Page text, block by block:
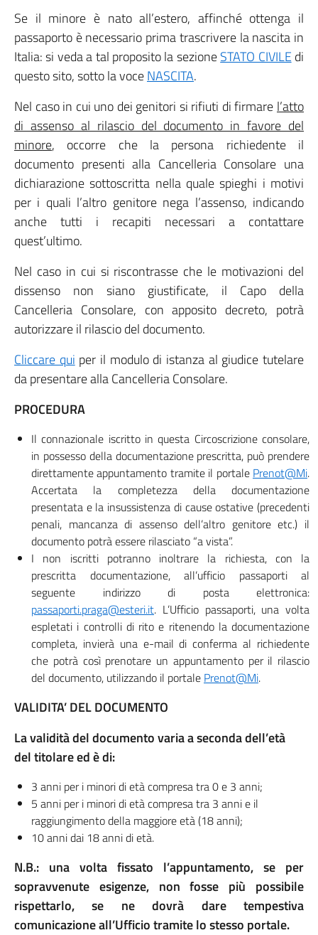
Se il minore è nato all’estero, affinché ottenga il
passaporto è necessario prima trascrivere la nascita in
Italia: si veda a tal proposito la sezioneSTATO CIVILE di
questo sito, sotto la voceNASCITA.
Nel caso in cui uno dei genitori si rifiuti di firmare l’atto
di assenso al rilascio del documento in favore del
minore, occorre che la persona richiedente il
documento presenti alla Cancelleria Consolare una
dichiarazione sottoscritta nella quale spieghi i motivi
per i quali l’altro genitore nega l’assenso, indicando
anche tutti i recapiti necessari a contattare
quest’ultimo.
Nel caso in cui si riscontrasse che le motivazioni del
dissenso non siano giustificate, il Capo della
Cancelleria Consolare, con apposito decreto, potrà
autorizzare il rilascio del documento.
Cliccare qui per il modulo di istanza al giudice tutelare
da presentare alla Cancelleria Consolare.
PROCEDURA
Il connazionale iscritto in questa Circoscrizione consolare,
in possesso della documentazione prescritta, può prendere
direttamente appuntamento tramite il portale Prenot@Mi.
Accertata la completezza della documentazione
presentata e la insussistenza di cause ostative (precedenti
penali, mancanza di assenso dell’altro genitore etc.) il
documento potrà essere rilasciato “a vista”.
I non iscritti potranno inoltrare la richiesta, con la
prescritta documentazione, all’ufficio passaporti al
seguente indirizzo di posta elettronica:
passaporti.praga@esteri.it. L’Ufficio passaporti, una volta
espletati i controlli di rito e ritenendo la documentazione
completa, invierà una e-mail di conferma al richiedente
che potrà così prenotare un appuntamento per il rilascio
del documento, utilizzando il portale Prenot@Mi.
VALIDITA’ DEL DOCUMENTO
La validità del documento varia a seconda dell’età
del titolare ed è di:
3 anni per i minori di età compresa tra 0 e 3 anni;
5 anni per i minori di età compresa tra 3 anni e il
raggiungimento della maggiore età (18 anni);
10 anni dai 18 anni di età.
N.B.: una volta fissato l’appuntamento, se per
sopravvenute esigenze, non fosse più possibile
rispettarlo, se ne dovrà dare tempestiva
comunicazione all’Ufficio tramite lo stesso portale.